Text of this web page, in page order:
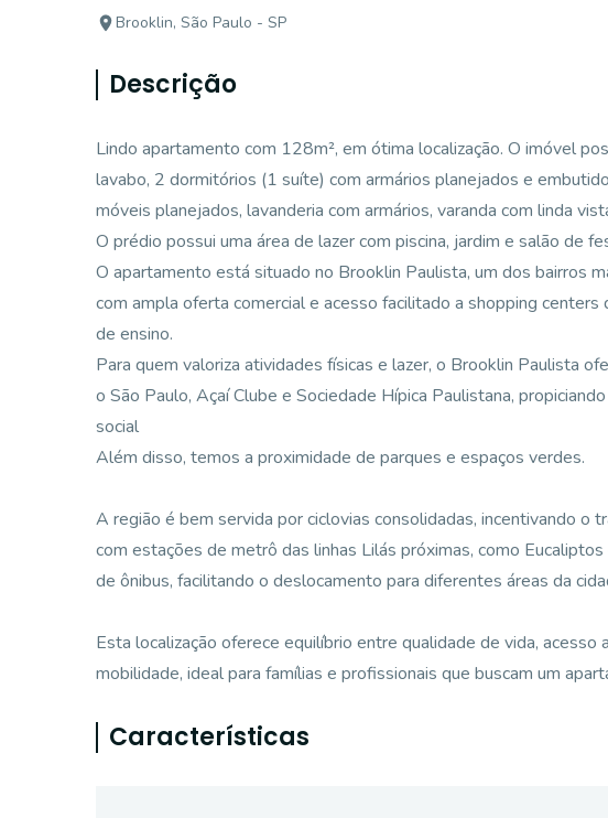
Brooklin, São Paulo - SP
Descrição
Lindo apartamento com 128m², em ótima localização. O imóvel
lavabo, 2 dormitórios (1 suíte) com armários planejados e
móveis planejados, lavanderia com armários, varanda com linda
O prédio possui uma área de lazer com piscina, jardim e salão de
O apartamento está situado no Brooklin Paulista, um dos bairros
com ampla oferta comercial e acesso facilitado a shopping
de ensino.
Para quem valoriza atividades físicas e lazer, o Brooklin Paulista
o São Paulo, Açaí Clube e Sociedade Hípica Paulistana,
social
Além disso, temos a proximidade de parques e espaços verdes.
A região é bem servida por ciclovias consolidadas, incentivando o
com estações de metrô das linhas Lilás próximas, como
de ônibus, facilitando o deslocamento para diferentes áreas da
Esta localização oferece equilíbrio entre qualidade de vida, acesso
mobilidade, ideal para famílias e profissionais que buscam um
Características